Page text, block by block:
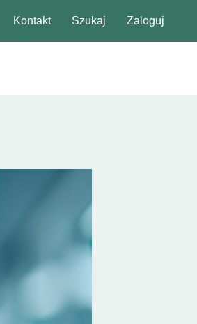
Kontakt Szukaj Zaloguj